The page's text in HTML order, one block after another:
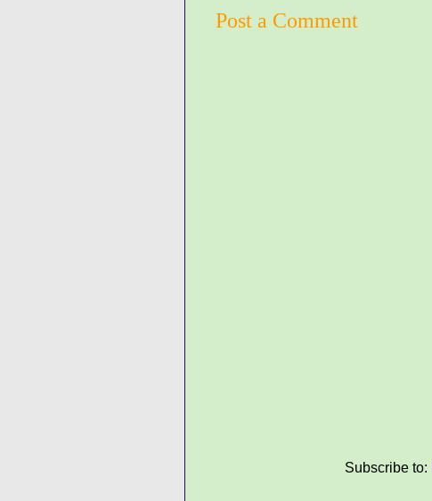
Post a Comment
Subscribe to: